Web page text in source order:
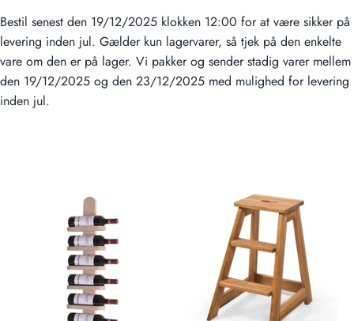
Bestil senest den 19/12/2025 klokken 12:00 for at være sikker på
levering inden jul. Gælder kun lagervarer, så tjek på den enkelte
vare om den er på lager. Vi pakker og sender stadig varer mellem
den 19/12/2025 og den 23/12/2025 med mulighed for levering
inden jul.